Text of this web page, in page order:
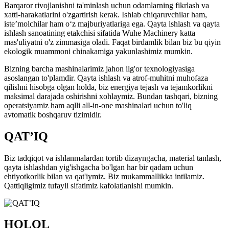
Barqaror rivojlanishni ta'minlash uchun odamlarning fikrlash va
xatti-harakatlarini o'zgartirish kerak. Ishlab chiqaruvchilar ham,
iste’molchilar ham o‘z majburiyatlariga ega. Qayta ishlash va qayta
ishlash sanoatining etakchisi sifatida Wuhe Machinery katta
mas'uliyatni o'z zimmasiga oladi. Faqat birdamlik bilan biz bu qiyin
ekologik muammoni chinakamiga yakunlashimiz mumkin.
Bizning barcha mashinalarimiz jahon ilg'or texnologiyasiga
asoslangan to'plamdir. Qayta ishlash va atrof-muhitni muhofaza
qilishni hisobga olgan holda, biz energiya tejash va tejamkorlikni
maksimal darajada oshirishni xohlaymiz. Bundan tashqari, bizning
operatsiyamiz ham aqlli all-in-one mashinalari uchun to'liq
avtomatik boshqaruv tizimidir.
QAT’IQ
Biz tadqiqot va ishlanmalardan tortib dizayngacha, material tanlash,
qayta ishlashdan yig'ishgacha bo'lgan har bir qadam uchun
ehtiyotkorlik bilan va qat'iymiz. Biz mukammallikka intilamiz.
Qattiqligimiz tufayli sifatimiz kafolatlanishi mumkin.
HOLOL